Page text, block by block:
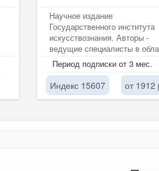
Научное издание
Государственного института
искусствознания. Авторы -
ведущие специалисты в
искусствознания. Освещает
вопросы истории и теории...
Период подписки от 3 мес.
Индекс 15607 от 1912